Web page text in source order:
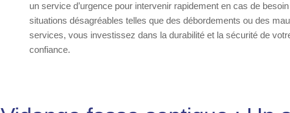
un service d’urgence pour intervenir rapidement en cas de
situations désagréables telles que des débordements ou des
services, vous investissez dans la durabilité et la sécurité de
confiance.